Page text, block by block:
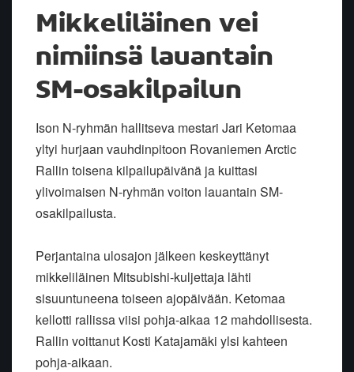
Mikkeliläinen vei
nimiinsä lauantain
SM-osakilpailun
Ison N-ryhmän hallitseva mestari Jari Ketomaa
yltyi hurjaan vauhdinpitoon Rovaniemen Arctic
Rallin toisena kilpailupäivänä ja kuittasi
ylivoimaisen N-ryhmän voiton lauantain SM-
osakilpailusta.
Perjantaina ulosajon jälkeen keskeyttänyt
mikkeliläinen Mitsubishi-kuljettaja lähti
sisuuntuneena toiseen ajopäivään. Ketomaa
kellotti rallissa viisi pohja-aikaa 12 mahdollisesta.
Rallin voittanut Kosti Katajamäki ylsi kahteen
pohja-aikaan.